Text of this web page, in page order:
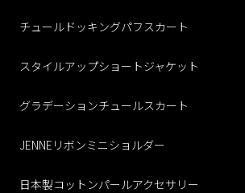
チュールドッキングパフスカート
スタイルアップショートジャケット
グラデーションチュールスカート
JENNEリボンミニショルダー
日本製コットンパールアクセサリー